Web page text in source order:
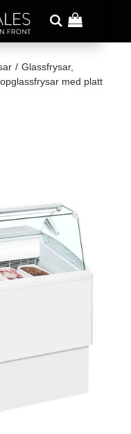
/ Glassfrysar,
med platt